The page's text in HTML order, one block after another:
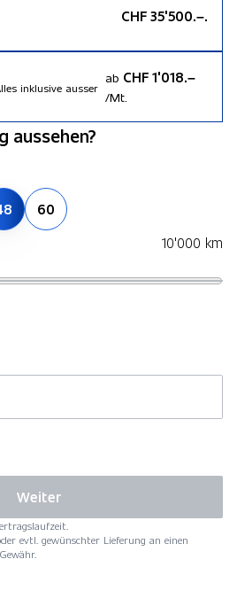
CHF 35'500.–.
inklusive ausser
ab CHF 1'018.–
/Mt.
aussehen?
60
10'000 km
evtl. gewünschter Lieferung an einen
Weiter